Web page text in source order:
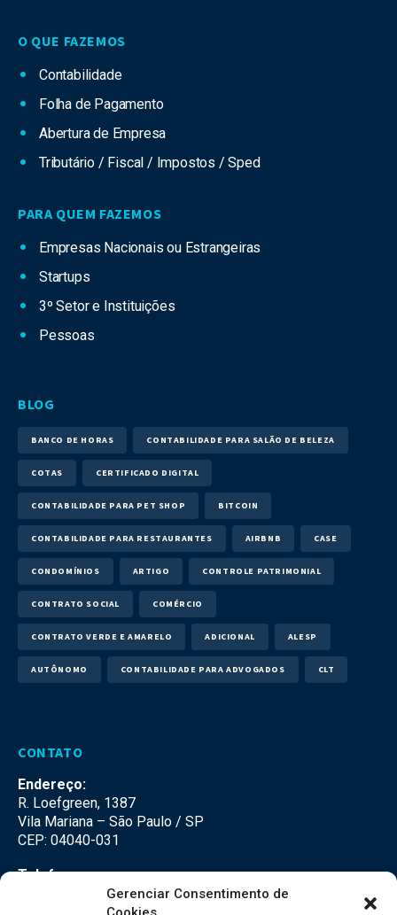
Gerenciar Consentimento de
O QUE FAZEMOS
Contabilidade
Folha de Pagamento
Abertura de Empresa
Tributário / Fiscal / Impostos / Sped
PARA QUEM FAZEMOS
Empresas Nacionais ou Estrangeiras
Startups
3º Setor e Instituições
Pessoas
BLOG
BANCO DE HORAS CONTABILIDADE PARA SALÃO DE BELEZA
COTAS CERTIFICADO DIGITAL
CONTABILIDADE PARA PET SHOP BITCOIN
CONTABILIDADE PARA RESTAURANTES AIRBNB CASE
CONDOMÍNIOS ARTIGO CONTROLE PATRIMONIAL
CONTRATO SOCIAL COMÉRCIO
CONTRATO VERDE E AMARELO ADICIONAL ALESP
AUTÔNOMO CONTABILIDADE PARA ADVOGADOS CLT
CONTATO
Endereço:
R. Loefgreen, 1387
Vila Mariana – São Paulo / SP
CEP: 04040-031
Telefone:
(11) 3500-3500